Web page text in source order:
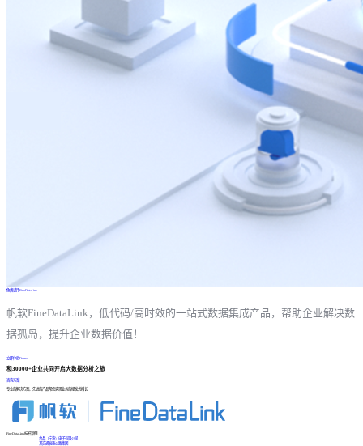
免费试用FineDataLink
帆软FineDataLink，低代码/高时效的一站式数据集成产品，帮助企业解决数
据孤岛，提升企业数据价值！
立即体验Demo
和30000+企业共同开启大数据分析之旅
咨询方案
专业的解决方案、先进的产品帮您实现业务的爆发式增长
FineDataLink标杆案例
台晶（宁波）电子有限公司
某交通高速公路集团